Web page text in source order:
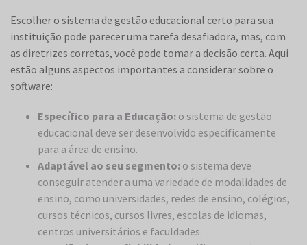
Escolher o sistema de gestão educacional certo para sua
instituição pode parecer uma tarefa desafiadora, mas, com
as diretrizes corretas, você pode tomar a decisão certa. Aqui
estão alguns aspectos importantes a considerar sobre o
software:
Específico para a Educação: o sistema de gestão
educacional deve ser desenvolvido especificamente
para a área de ensino​​.
Adaptável ao seu segmento: o sistema deve
conseguir atender a uma variedade de modalidades de
ensino, como universidades, redes de ensino, colégios,
cursos técnicos, cursos livres, escolas de idiomas,
centros universitários e faculdades​​.